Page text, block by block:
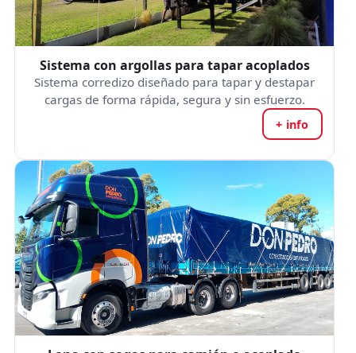
Sistema con argollas para tapar acoplados
Sistema corredizo diseñado para tapar y destapar
cargas de forma rápida, segura y sin esfuerzo.
+ info